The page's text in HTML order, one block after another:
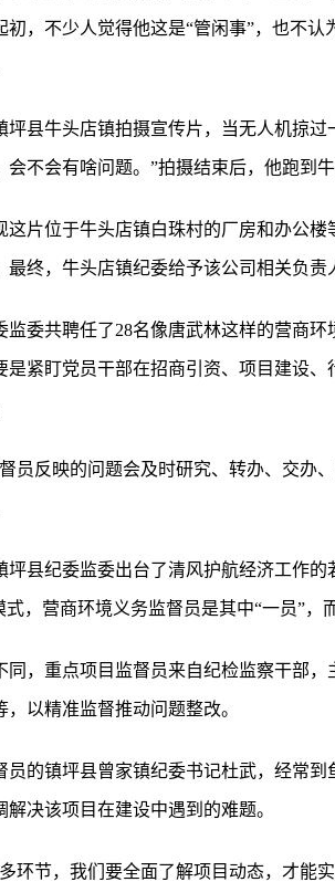
初，不少人觉得他这是“管闲事”，也不
坪县牛头店镇拍摄宣传片，当无人机掠
不会有啥问题。”拍摄结束后，他跑到
这片位于牛头店镇白珠村的厂房和办公
终，牛头店镇纪委给予该公司相关负责
监委共聘任了28名像唐武林这样的营商
是紧盯党员干部在招商引资、项目建设
员反映的问题会及时研究、转办、交办
坪县纪委监委出台了清风护航经济工作
，营商环境义务监督员是其中“一员”，
同，重点项目监督员来自纪检监察干部
以精准监督推动问题整改。
员的镇坪县曾家镇纪委书记杜武，经常
决该项目在建设中遇到的难题。
环节，我们要全面了解项目动态，才能